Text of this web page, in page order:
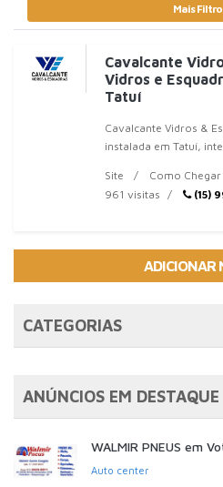
Mais
Cavalcante
Vidros e
Tatuí
Cavalcante Vidros &
instalada em Tatuí,
estão prontos para
Site Como Chegar
961 visitas
(15)
ADICIONAR
CATEGORIAS
ANÚNCIOS EM DESTAQUE
WALMIR PNEUS em
Auto center